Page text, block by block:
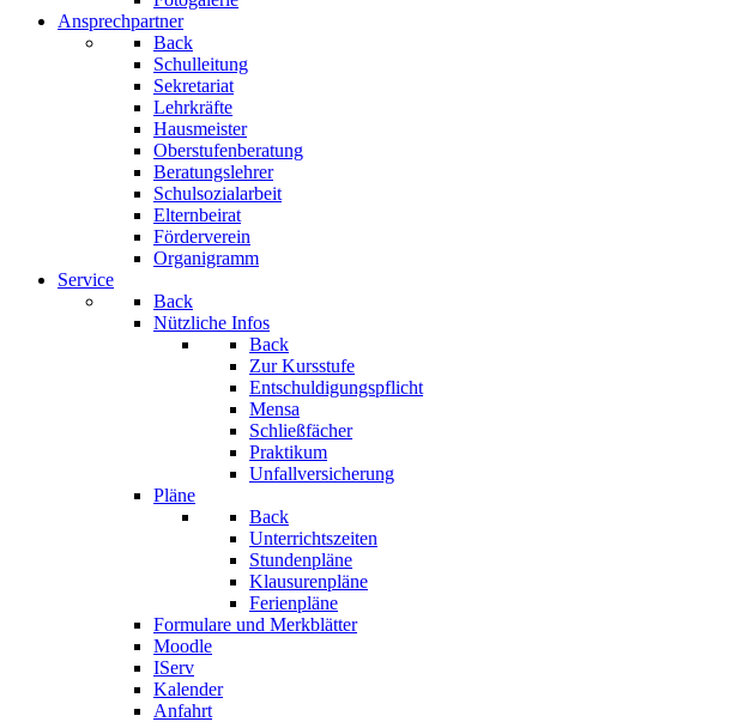
Ansprechpartner
Back
Schulleitung
Sekretariat
Lehrkräfte
Hausmeister
Oberstufenberatung
Beratungslehrer
Schulsozialarbeit
Elternbeirat
Förderverein
Organigramm
Service
Back
Nützliche Infos
Back
Zur Kursstufe
Entschuldigungspflicht
Mensa
Schließfächer
Praktikum
Unfallversicherung
Pläne
Back
Unterrichtszeiten
Stundenpläne
Klausurenpläne
Ferienpläne
Formulare und Merkblätter
Moodle
IServ
Kalender
Anfahrt